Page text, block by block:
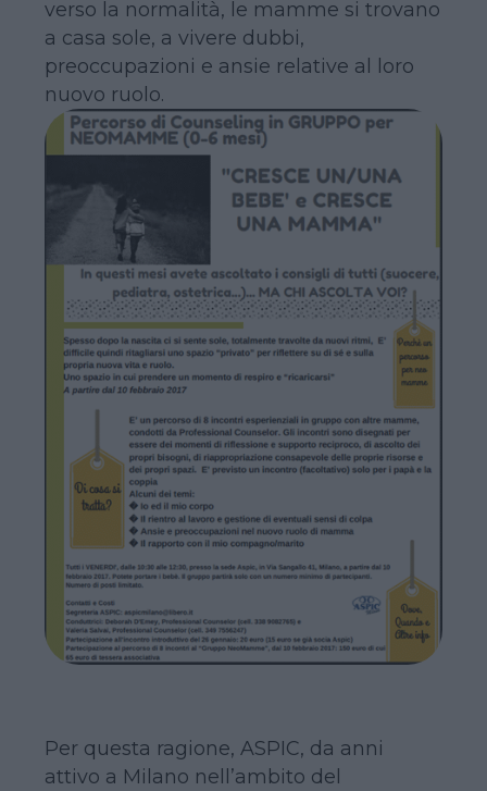
verso la normalità, le mamme si trovano
a casa sole, a vivere dubbi,
preoccupazioni e ansie relative al loro
nuovo ruolo.
Per questa ragione, ASPIC, da anni
attivo a Milano nell’ambito del